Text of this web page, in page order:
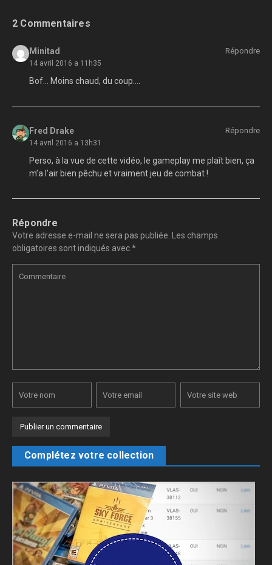
2 Commentaires
Minitad
14 avril 2016 a 11h35
Répondre
Bof… Moins chaud, du coup….
Fred Drake
14 avril 2016 a 13h31
Répondre
Perso, à la vue de cette vidéo, le gameplay me plaît bien, ça
m’a l’air bien pêchu et vraiment jeu de combat !
Répondre
Votre adresse e-mail ne sera pas publiée.
Les champs
obligatoires sont indiqués avec*
Complétez votre collection